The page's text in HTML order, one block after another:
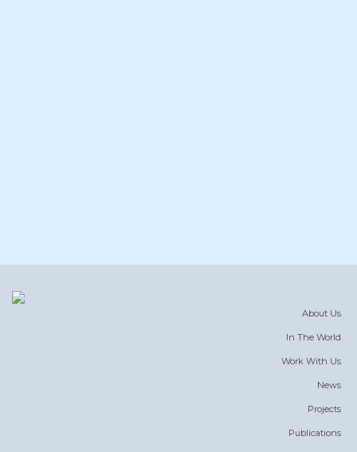
About Us
In The World
Work With Us
News
Projects
Publications